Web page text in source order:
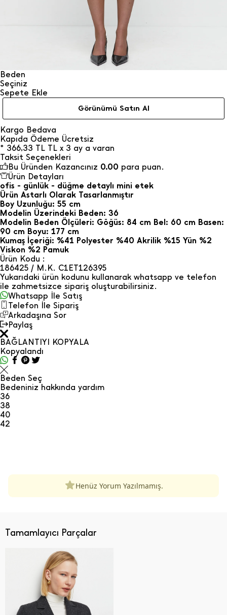
Beden
Seçiniz
Sepete Ekle
Görünümü Satın Al
Kargo Bedava
Kapıda Ödeme Ücretsiz
* 366,33 TL TL x 3 ay a varan
Taksit Seçenekleri
Bu Üründen Kazancınız 0.00 para puan.
Ürün Detayları
ofis - günlük - düğme detaylı mini etek
Ürün Astarlı Olarak Tasarlanmıştır
Boy Uzunluğu: 55 cm
Modelin Üzerindeki Beden: 36
Modelin Beden Ölçüleri: Göğüs: 84 cm Bel: 60 cm Basen:
90 cm Boyu: 177 cm
Kumaş İçeriği: %41 Polyester %40 Akrilik %15 Yün %2
Viskon %2 Pamuk
Ürün Kodu :
186425 / M.K. C1ET126395
Yukarıdaki ürün kodunu kullanarak whatsapp ve telefon
ile zahmetsizce sipariş oluşturabilirsiniz.
Whatsapp İle Satış
Telefon İle Sipariş
Arkadaşına Sor
Paylaş
BAĞLANTIYI KOPYALA
Kopyalandı
Beden Seç
Bedeniniz hakkında yardım
36
38
40
42
Henüz Yorum Yazılmamış.
Tamamlayıcı Parçalar